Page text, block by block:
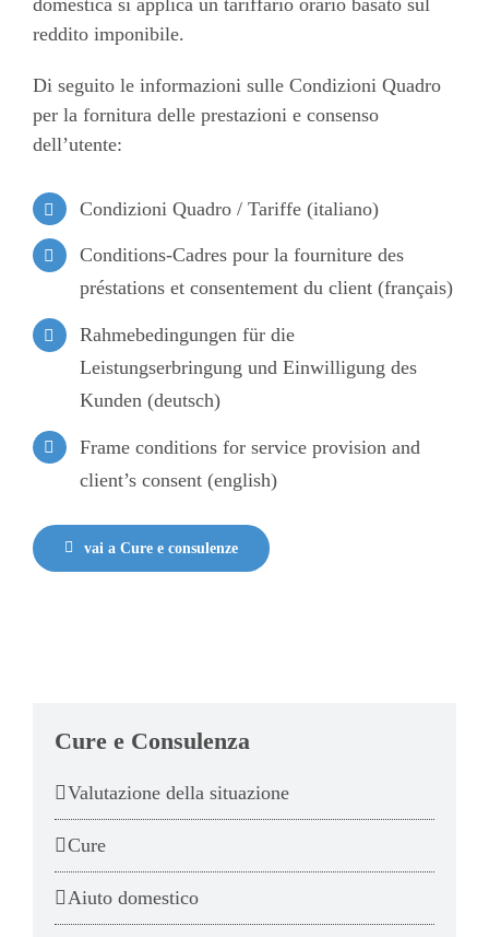
reddito imponibile.
Di seguito le informazioni sulle Condizioni Quadro
per la fornitura delle prestazioni e consenso
dell’utente:
Condizioni Quadro / Tariffe (italiano)
Conditions-Cadres pour la fourniture des
préstations et consentement du client (français)
Rahmebedingungen für die
Leistungserbringung und Einwilligung des
Kunden (deutsch)
Frame conditions for service provision and
client’s consent (english)
vai a Cure e consulenze
Cure e Consulenza
Valutazione della situazione
Cure
Aiuto domestico